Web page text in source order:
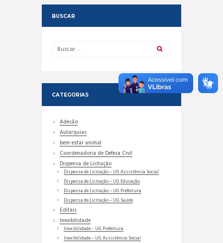
BUSCAR
CATEGORIAS
Adesão
Autarquias
bem-estar animal
Coordenadoria de Defesa Civil
Dispensa de Licitação
Dispensa de Licitação – UG Assistência Social
Dispensa de Licitação – UG Educação
Dispensa de Licitação – UG Prefeitura
Dispensa de Licitação – UG Saúde
Editais
Inexibilidade
Inexibilidade – UG Prefeitura
Inexibilidade – UG Assistência Social